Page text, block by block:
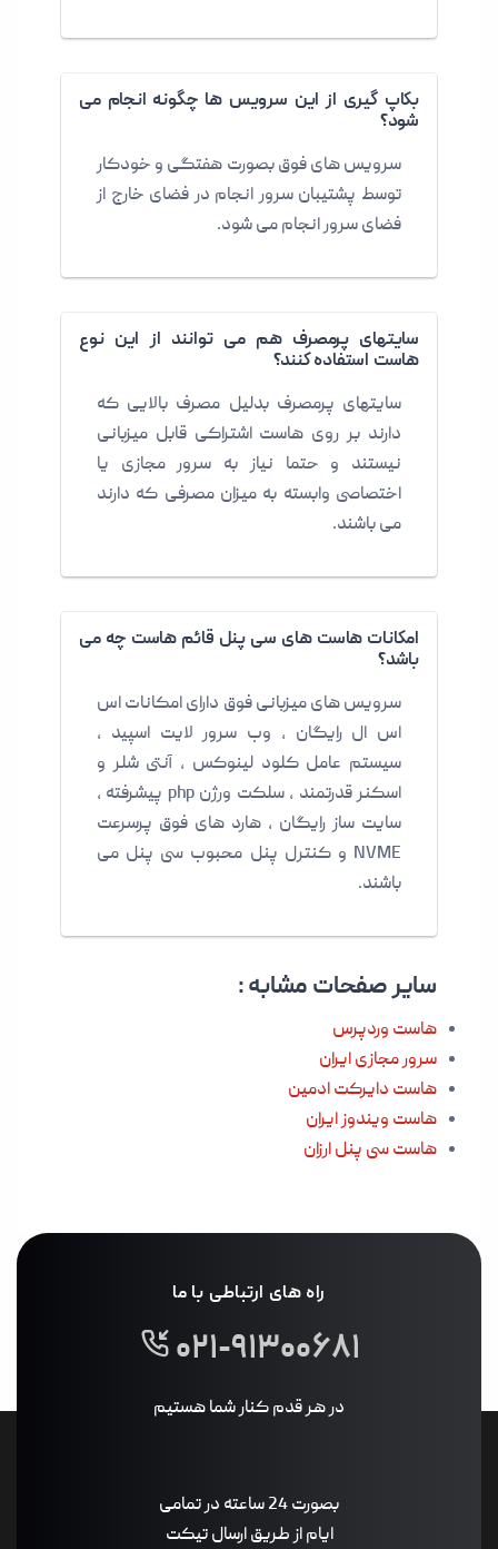
بکاپ گیری از این سرویس ها چگونه انجام می
شود؟
سرویس های فوق بصورت هفتگی و خودکار
توسط پشتیبان سرور انجام در فضای خارج از
فضای سرور انجام می شود.
سایتهای پرمصرف هم می توانند از این نوع
هاست استفاده کنند؟
سایتهای پرمصرف بدلیل مصرف بالایی که
دارند بر روی هاست اشتراکی قابل میزبانی
نیستند و حتما نیاز به سرور مجازی یا
اختصاصی وابسته به میزان مصرفی که دارند
می باشند.
امکانات هاست های سی پنل قائم هاست چه می
باشد؟
سرویس های میزبانی فوق دارای امکانات اس
اس ال رایگان ، وب سرور لایت اسپید ،
سیستم عامل کلود لینوکس ، آنتی شلر و
اسکنر قدرتمند ، سلکت ورژن php پیشرفته ،
سایت ساز رایگان ، هارد های فوق پرسرعت
NVME و کنترل پنل محبوب سی پنل می
باشند.
سایر صفحات مشابه :
هاست وردپرس
سرور مجازی ایران
هاست دایرکت ادمین
هاست ویندوز ایران
هاست سی پنل ارزان
راه های ارتباطی با ما
۰۲۱-۹۱۳۰۰۶۸۱
در هر قدم کنار شما هستیم
بصورت 24 ساعته در تمامی
ایام از طریق ارسال تیکت